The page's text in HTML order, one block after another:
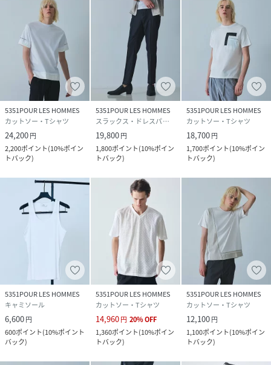
5351POUR LES HOMMES
カットソー・Tシャツ
24,200円
2,200ポイント(10%ポイン
トバック)
5351POUR LES HOMMES
スラックス・ドレスパンツ
19,800円
1,800ポイント(10%ポイン
トバック)
5351POUR LES HOMMES
カットソー・Tシャツ
18,700円
1,700ポイント(10%ポイン
トバック)
5351POUR LES HOMMES
キャミソール
6,600円
600ポイント(10%ポイント
バック)
5351POUR LES HOMMES
カットソー・Tシャツ
14,960円 20%OFF
1,360ポイント(10%ポイン
トバック)
5351POUR LES HOMMES
カットソー・Tシャツ
12,100円
1,100ポイント(10%ポイン
トバック)